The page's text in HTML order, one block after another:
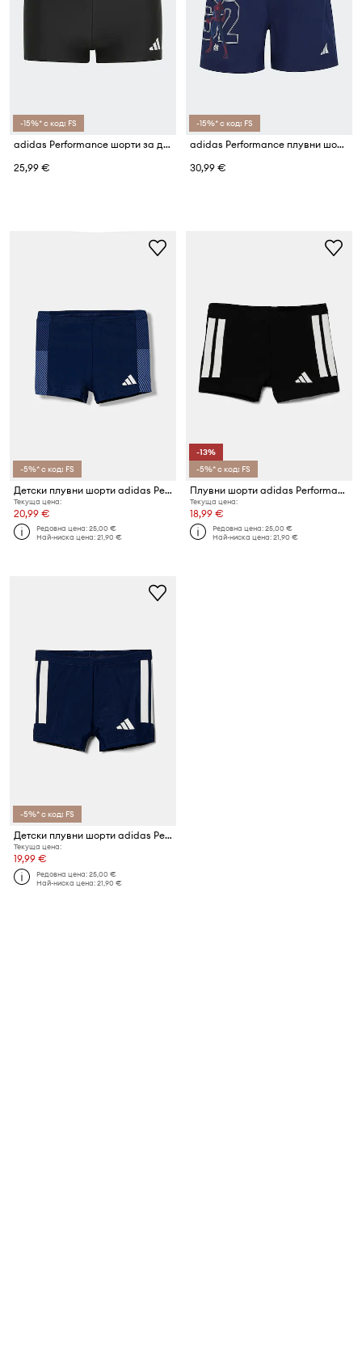
-15%* с код: FS
adidas Performance шорти за деца
25,99 €
-15%* с код: FS
adidas Performance плувни шорти за деца SPIDER-MAN
30,99 €
-5%* с код: FS
Детски плувни шорти adidas Performance
Текуща цена:
20,99 €
Редовна цена:25,00 €
Най-ниска цена:21,90 €
-13%
-5%* с код: FS
Плувни шорти adidas Performance
Текуща цена:
18,99 €
Редовна цена:25,00 €
Най-ниска цена:21,90 €
-5%* с код: FS
Детски плувни шорти adidas Performance
Текуща цена:
19,99 €
Редовна цена:25,00 €
Най-ниска цена:21,90 €